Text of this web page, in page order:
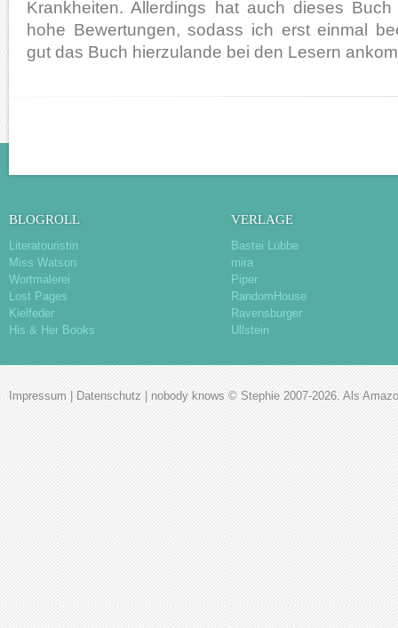
Krankheiten. Allerdings hat auch dieses
hohe Bewertungen, sodass ich erst einmal
gut das Buch hierzulande bei den Lesern
BLOGROLL
Literatouristin
Miss Watson
Wortmalerei
Lost Pages
Kielfeder
His & Her Books
VERLAGE
Bastei Lübbe
mira
Piper
RandomHouse
Ravensburger
Ullstein
Impressum Datenschutz nobody knows © Stephie 2007-2026. Als